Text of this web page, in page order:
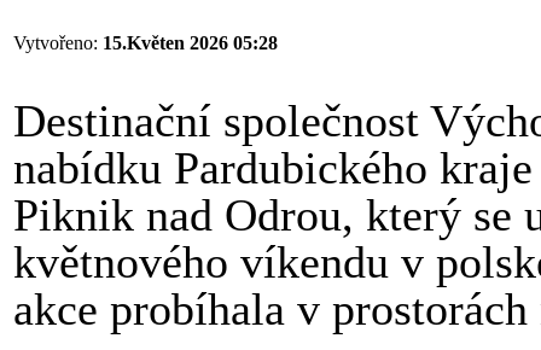
Vytvořeno: 15.Květen 2026 05:28
Destinační společnost
nabídku Pardubického
Piknik nad Odrou, který se
květnového víkendu v
akce probíhala v